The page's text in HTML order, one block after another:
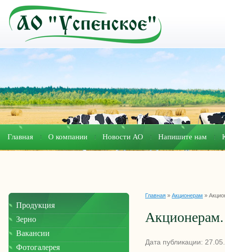
Главная О компании Новости АО Напишите нам
Продукция
Зерно
Вакансии
Фотогалерея
Главная » Акционерам »
Дата публикации: